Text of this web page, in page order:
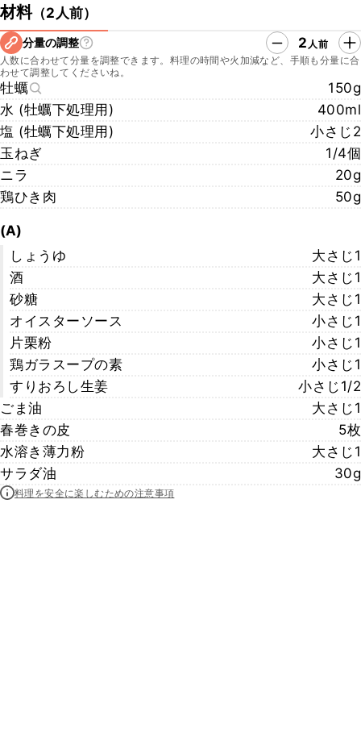
材料（2人前）
分量の調整 2 人前
人数に合わせて分量を調整できます。料理の時間や火加減など、手順も分量に合
わせて調整してくださいね。
牡蠣
150g
水 (牡蠣下処理用)
400ml
塩 (牡蠣下処理用)
小さじ2
玉ねぎ
1/4個
ニラ
20g
鶏ひき肉
50g
(A)
しょうゆ
大さじ1
酒
大さじ1
砂糖
大さじ1
オイスターソース
小さじ1
片栗粉
小さじ1
鶏ガラスープの素
小さじ1
すりおろし生姜
小さじ1/2
ごま油
大さじ1
春巻きの皮
5枚
水溶き薄力粉
大さじ1
サラダ油
30g
料理を安全に楽しむための注意事項